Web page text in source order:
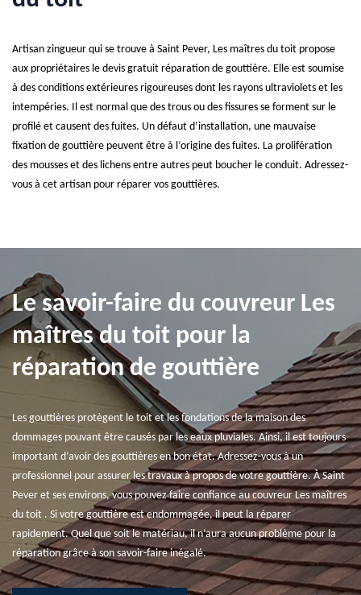
Artisan zingueur qui se trouve à Saint Pever, Les maîtres du toit propose
aux propriétaires le devis gratuit réparation de gouttière. Elle est soumise
à des conditions extérieures rigoureuses dont les rayons ultraviolets et les
intempéries. Il est normal que des trous ou des fissures se forment sur le
profilé et causent des fuites. Un défaut d’installation, une mauvaise
fixation de gouttière peuvent être à l’origine des fuites. La prolifération
des mousses et des lichens entre autres peut boucher le conduit. Adressez-
vous à cet artisan pour réparer vos gouttières.
Le savoir-faire du couvreur Les
maîtres du toit pour la
réparation de gouttière
Les gouttières protègent le toit et les fondations de la maison des
dommages pouvant être causés par les eaux pluviales. Ainsi, il est toujours
important d’avoir des gouttières en bon état. Adressez-vous à un
professionnel pour assurer les travaux à propos de votre gouttière. À Saint
Pever et ses environs, vous pouvez faire confiance au couvreur Les maîtres
du toit . Si votre gouttière est endommagée, il peut la réparer
rapidement. Quel que soit le matériau, il n’aura aucun problème pour la
réparation grâce à son savoir-faire inégalé.